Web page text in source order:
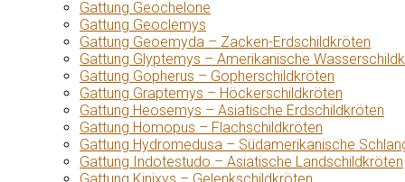
Gattung Geochelone
Gattung Geoclemys
Gattung Geoemyda – Zacken-Erdschildkröten
Gattung Glyptemys – Amerikanische
Gattung Gopherus – Gopherschildkröten
Gattung Graptemys – Höckerschildkröten
Gattung Heosemys – Asiatische Erdschildkröten
Gattung Homopus – Flachschildkröten
Gattung Hydromedusa – Südamerikanische
Gattung Indotestudo – Asiatische Landschildkröten